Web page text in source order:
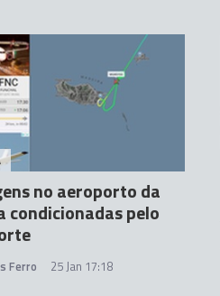
no aeroporto da
condicionadas pelo
Ferro 25 Jan 17:18